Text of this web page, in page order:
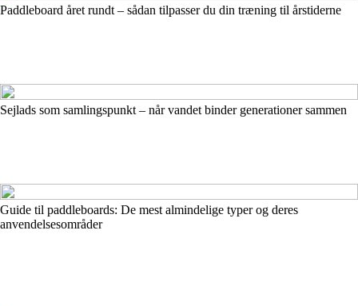
Paddleboard året rundt – sådan tilpasser du din træning til årstiderne
Sejlads som samlingspunkt – når vandet binder generationer sammen
Guide til paddleboards: De mest almindelige typer og deres
anvendelsesområder